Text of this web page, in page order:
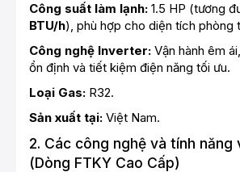
Công suất làm lạnh: 1.5 HP (tương
BTU/h), phù hợp cho diện tích phòng
Công nghệ Inverter: Vận hành êm
ổn định và tiết kiệm điện năng tối ưu.
Loại Gas: R32.
Sản xuất tại: Việt Nam.
2. Các công nghệ và tính
(Dòng FTKY Cao Cấp)